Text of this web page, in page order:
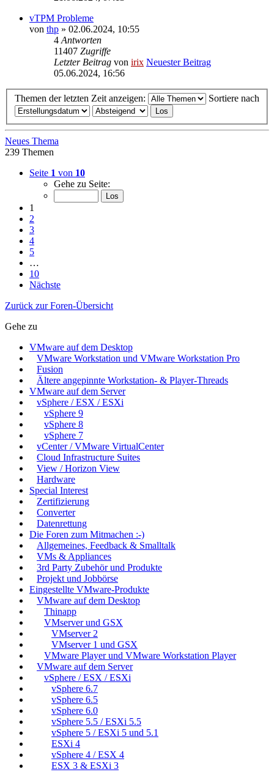
vTPM Probleme
von thp » 02.06.2024, 10:55
4 Antworten
11407 Zugriffe
Letzter Beitrag von irix Neuester Beitrag
05.06.2024, 16:56
Themen der letzten Zeit anzeigen: Sortiere nach
Neues Thema
239 Themen
Seite 1 von 10
Gehe zu Seite:
1
2
3
4
5
…
10
Nächste
Zurück zur Foren-Übersicht
Gehe zu
VMware auf dem Desktop
VMware Workstation und VMware Workstation Pro
Fusion
Ältere angepinnte Workstation- & Player-Threads
VMware auf dem Server
vSphere / ESX / ESXi
vSphere 9
vSphere 8
vSphere 7
vCenter / VMware VirtualCenter
Cloud Infrastructure Suites
View / Horizon View
Hardware
Special Interest
Zertifizierung
Converter
Datenrettung
Die Foren zum Mitmachen :-)
Allgemeines, Feedback & Smalltalk
VMs & Appliances
3rd Party Zubehör und Produkte
Projekt und Jobbörse
Eingestellte VMware-Produkte
VMware auf dem Desktop
Thinapp
VMserver und GSX
VMserver 2
VMserver 1 und GSX
VMware Player und VMware Workstation Player
VMware auf dem Server
vSphere / ESX / ESXi
vSphere 6.7
vSphere 6.5
vSphere 6.0
vSphere 5.5 / ESXi 5.5
vSphere 5 / ESXi 5 und 5.1
ESXi 4
vSphere 4 / ESX 4
ESX 3 & ESXi 3